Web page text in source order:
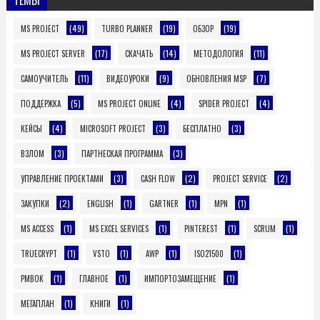
MS PROJECT (49) TURBO PLANNER (19) ОБЗОР (19)
MS PROJECT SERVER (17) СКАЧАТЬ (14) МЕТОДОЛОГИЯ (11)
САМОУЧИТЕЛЬ (11) ВИДЕОУРОКИ (9) ОБНОВЛЕНИЯ MSP (7)
ПОДДЕРЖКА (5) MS PROJECT ONLINE (4) SPIDER PROJECT (4)
КЕЙСЫ (4) MICROSOFT PROJECT (3) БЕСПЛАТНО (3)
ВЗЛОМ (3) ПАРТНЕСКАЯ ПРОГРАММА (3)
УПРАВЛЕНИЕ ПРОЕКТАМИ (3) CASH FLOW (2) PROJECT SERVICE (2)
ЗАКУПКИ (2) ENGLISH (1) GARTNER (1) MPN (1)
MS ACCESS (1) MS EXCEL SERVICES (1) PINTEREST (1) SCRUM (1)
TRUECRYPT (1) VSTO (1) AWP (1) ISO21500 (1)
PMBOK (1) ГЛАВНОЕ (1) ИМПОРТОЗАМЕЩЕНИЕ (1)
МЕГАПЛАН (1) КНИГИ (1)